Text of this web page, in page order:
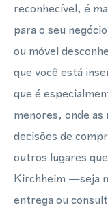
reconhecível, é
para o seu
ou móvel
que você está
que é
menores, onde
decisões de
outros lugares
Kirchheim —seja
entrega ou